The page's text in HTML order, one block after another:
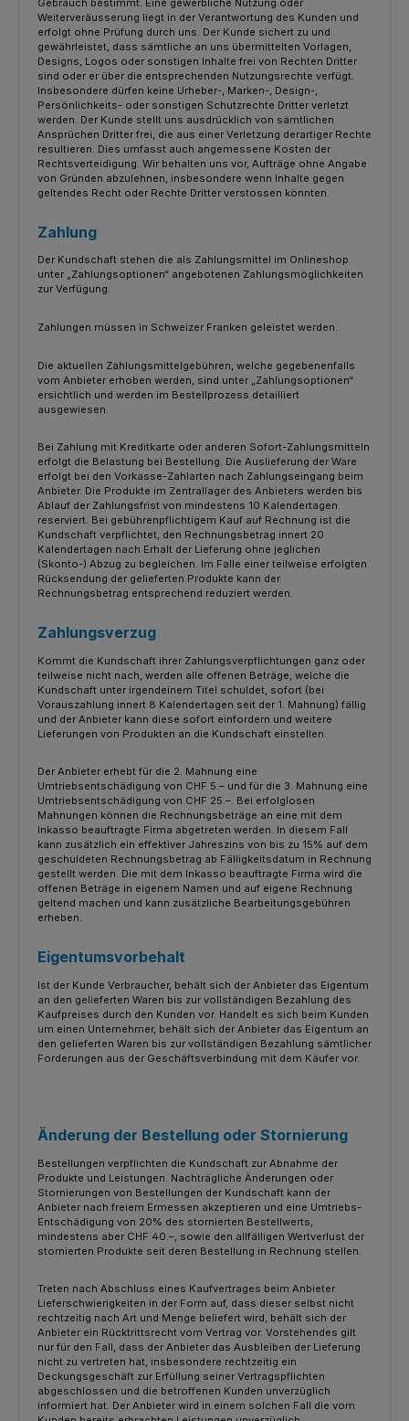
Gebrauch bestimmt. Eine gewerbliche Nutzung oder
Weiterveräusserung liegt in der Verantwortung des Kunden und
erfolgt ohne Prüfung durch uns. Der Kunde sichert zu und
gewährleistet, dass sämtliche an uns übermittelten Vorlagen,
Designs, Logos oder sonstigen Inhalte frei von Rechten Dritter
sind oder er über die entsprechenden Nutzungsrechte verfügt.
Insbesondere dürfen keine Urheber-, Marken-, Design-,
Persönlichkeits- oder sonstigen Schutzrechte Dritter verletzt
werden. Der Kunde stellt uns ausdrücklich von sämtlichen
Ansprüchen Dritter frei, die aus einer Verletzung derartiger Rechte
resultieren. Dies umfasst auch angemessene Kosten der
Rechtsverteidigung. Wir behalten uns vor, Aufträge ohne Angabe
von Gründen abzulehnen, insbesondere wenn Inhalte gegen
geltendes Recht oder Rechte Dritter verstossen könnten.
Zahlung
Der Kundschaft stehen die als Zahlungsmittel im Onlineshop
unter „Zahlungsoptionen“ angebotenen Zahlungsmöglichkeiten
zur Verfügung.
Zahlungen müssen in Schweizer Franken geleistet werden.
Die aktuellen Zahlungsmittelgebühren, welche gegebenenfalls
vom Anbieter erhoben werden, sind unter „Zahlungsoptionen“
ersichtlich und werden im Bestellprozess detailliert
ausgewiesen.
Bei Zahlung mit Kreditkarte oder anderen Sofort-Zahlungsmitteln
erfolgt die Belastung bei Bestellung. Die Auslieferung der Ware
erfolgt bei den Vorkasse-Zahlarten nach Zahlungseingang beim
Anbieter. Die Produkte im Zentrallager des Anbieters werden bis
Ablauf der Zahlungsfrist von mindestens 10 Kalendertagen
reserviert. Bei gebührenpflichtigem Kauf auf Rechnung ist die
Kundschaft verpflichtet, den Rechnungsbetrag innert 20
Kalendertagen nach Erhalt der Lieferung ohne jeglichen
(Skonto-) Abzug zu begleichen. Im Falle einer teilweise erfolgten
Rücksendung der gelieferten Produkte kann der
Rechnungsbetrag entsprechend reduziert werden.
Zahlungsverzug
Kommt die Kundschaft ihrer Zahlungsverpflichtungen ganz oder
teilweise nicht nach, werden alle offenen Beträge, welche die
Kundschaft unter irgendeinem Titel schuldet, sofort (bei
Vorauszahlung innert 8 Kalendertagen seit der 1. Mahnung) fällig
und der Anbieter kann diese sofort einfordern und weitere
Lieferungen von Produkten an die Kundschaft einstellen.
Der Anbieter erhebt für die 2. Mahnung eine
Umtriebsentschädigung von CHF 5.– und für die 3. Mahnung eine
Umtriebsentschädigung von CHF 25.–. Bei erfolglosen
Mahnungen können die Rechnungsbeträge an eine mit dem
Inkasso beauftragte Firma abgetreten werden. In diesem Fall
kann zusätzlich ein effektiver Jahreszins von bis zu 15% auf dem
geschuldeten Rechnungsbetrag ab Fälligkeitsdatum in Rechnung
gestellt werden. Die mit dem Inkasso beauftragte Firma wird die
offenen Beträge in eigenem Namen und auf eigene Rechnung
geltend machen und kann zusätzliche Bearbeitungsgebühren
erheben.
Eigentumsvorbehalt
Ist der Kunde Verbraucher, behält sich der Anbieter das Eigentum
an den gelieferten Waren bis zur vollständigen Bezahlung des
Kaufpreises durch den Kunden vor. Handelt es sich beim Kunden
um einen Unternehmer, behält sich der Anbieter das Eigentum an
den gelieferten Waren bis zur vollständigen Bezahlung sämtlicher
Forderungen aus der Geschäftsverbindung mit dem Käufer vor.
Änderung der Bestellung oder Stornierung
Bestellungen verpflichten die Kundschaft zur Abnahme der
Produkte und Leistungen. Nachträgliche Änderungen oder
Stornierungen von Bestellungen der Kundschaft kann der
Anbieter nach freiem Ermessen akzeptieren und eine Umtriebs-
Entschädigung von 20% des stornierten Bestellwerts,
mindestens aber CHF 40.–, sowie den allfälligen Wertverlust der
stornierten Produkte seit deren Bestellung in Rechnung stellen.
Treten nach Abschluss eines Kaufvertrages beim Anbieter
Lieferschwierigkeiten in der Form auf, dass dieser selbst nicht
rechtzeitig nach Art und Menge beliefert wird, behält sich der
Anbieter ein Rücktrittsrecht vom Vertrag vor. Vorstehendes gilt
nur für den Fall, dass der Anbieter das Ausbleiben der Lieferung
nicht zu vertreten hat, insbesondere rechtzeitig ein
Deckungsgeschäft zur Erfüllung seiner Vertragspflichten
abgeschlossen und die betroffenen Kunden unverzüglich
informiert hat. Der Anbieter wird in einem solchen Fall die vom